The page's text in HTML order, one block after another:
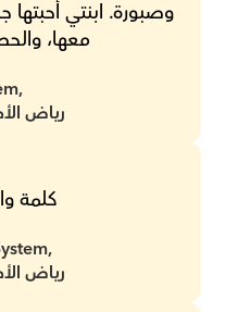
كلمة
رياض
معها،
رياض